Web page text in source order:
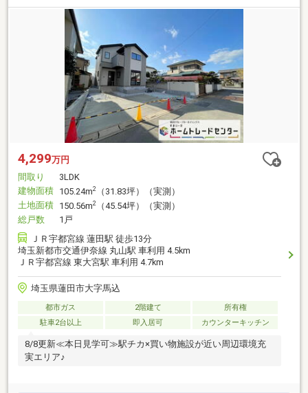
4,299万円
間取り
3LDK
建物面積 105.24m2
（31.83坪）（実測）
土地面積 150.56m2
（45.54坪）（実測）
総戸数
1戸
ＪＲ宇都宮線 蓮田駅 徒歩13分
埼玉新都市交通伊奈線 丸山駅 車利用 4.5km
ＪＲ宇都宮線 東大宮駅 車利用 4.7km
埼玉県蓮田市大字馬込
都市ガス 2階建て
所有権
駐車2台以上
即入居可 カウンターキッチン
8/8更新≪本日見学可≫駅チカ×買い物施設が近い周辺環境充
実エリア♪